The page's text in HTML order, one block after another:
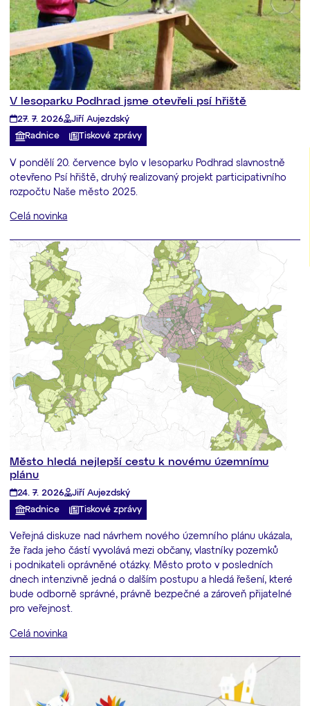
V lesoparku Podhrad jsme otevřeli psí hřiště
27. 7. 2026
Jiří Aujezdský
Radnice
Tiskové zprávy
V pondělí 20. července bylo v lesoparku Podhrad slavnostně
otevřeno Psí hřiště, druhý realizovaný projekt participativního
rozpočtu Naše město 2025.
Celá novinka
Město hledá nejlepší cestu k novému územnímu
plánu
24. 7. 2026
Jiří Aujezdský
Radnice
Tiskové zprávy
Veřejná diskuze nad návrhem nového územního plánu ukázala,
že řada jeho částí vyvolává mezi občany, vlastníky pozemků
i podnikateli oprávněné otázky. Město proto v posledních
dnech intenzivně jedná o dalším postupu a hledá řešení, které
bude odborně správné, právně bezpečné a zároveň přijatelné
pro veřejnost.
Celá novinka